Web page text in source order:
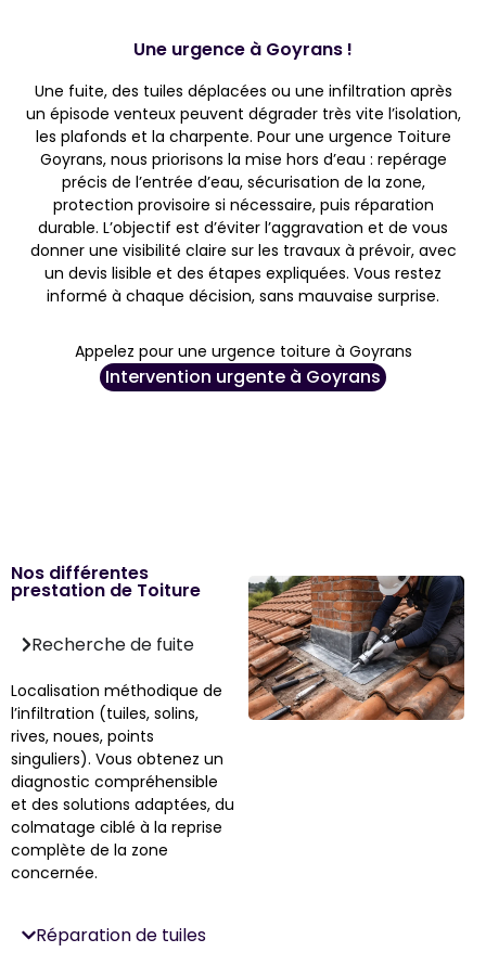
Une urgence à Goyrans !
Une fuite, des tuiles déplacées ou une infiltration après
un épisode venteux peuvent dégrader très vite l’isolation,
les plafonds et la charpente. Pour une urgence Toiture
Goyrans, nous priorisons la mise hors d’eau : repérage
précis de l’entrée d’eau, sécurisation de la zone,
protection provisoire si nécessaire, puis réparation
durable. L’objectif est d’éviter l’aggravation et de vous
donner une visibilité claire sur les travaux à prévoir, avec
un devis lisible et des étapes expliquées. Vous restez
informé à chaque décision, sans mauvaise surprise.
Appelez pour une urgence toiture à Goyrans
Intervention urgente à Goyrans
Nos différentes
prestation de Toiture
Recherche de fuite
Localisation méthodique de
l’infiltration (tuiles, solins,
rives, noues, points
singuliers). Vous obtenez un
diagnostic compréhensible
et des solutions adaptées, du
colmatage ciblé à la reprise
complète de la zone
concernée.
Réparation de tuiles